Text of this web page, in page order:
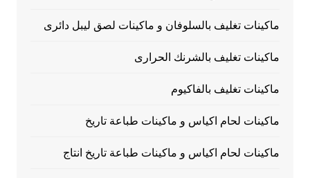
ماكينات تغليف بالسلوفان و ماكينات لصق ليبل دائرى
ماكينات تغليف بالشرنك الحرارى
ماكينات تغليف بالفاكيوم
ماكينات لحام اكياس و ماكينات طباعة تاريخ
ماكينات لحام اكياس و ماكينات طباعة تاريخ انتاج